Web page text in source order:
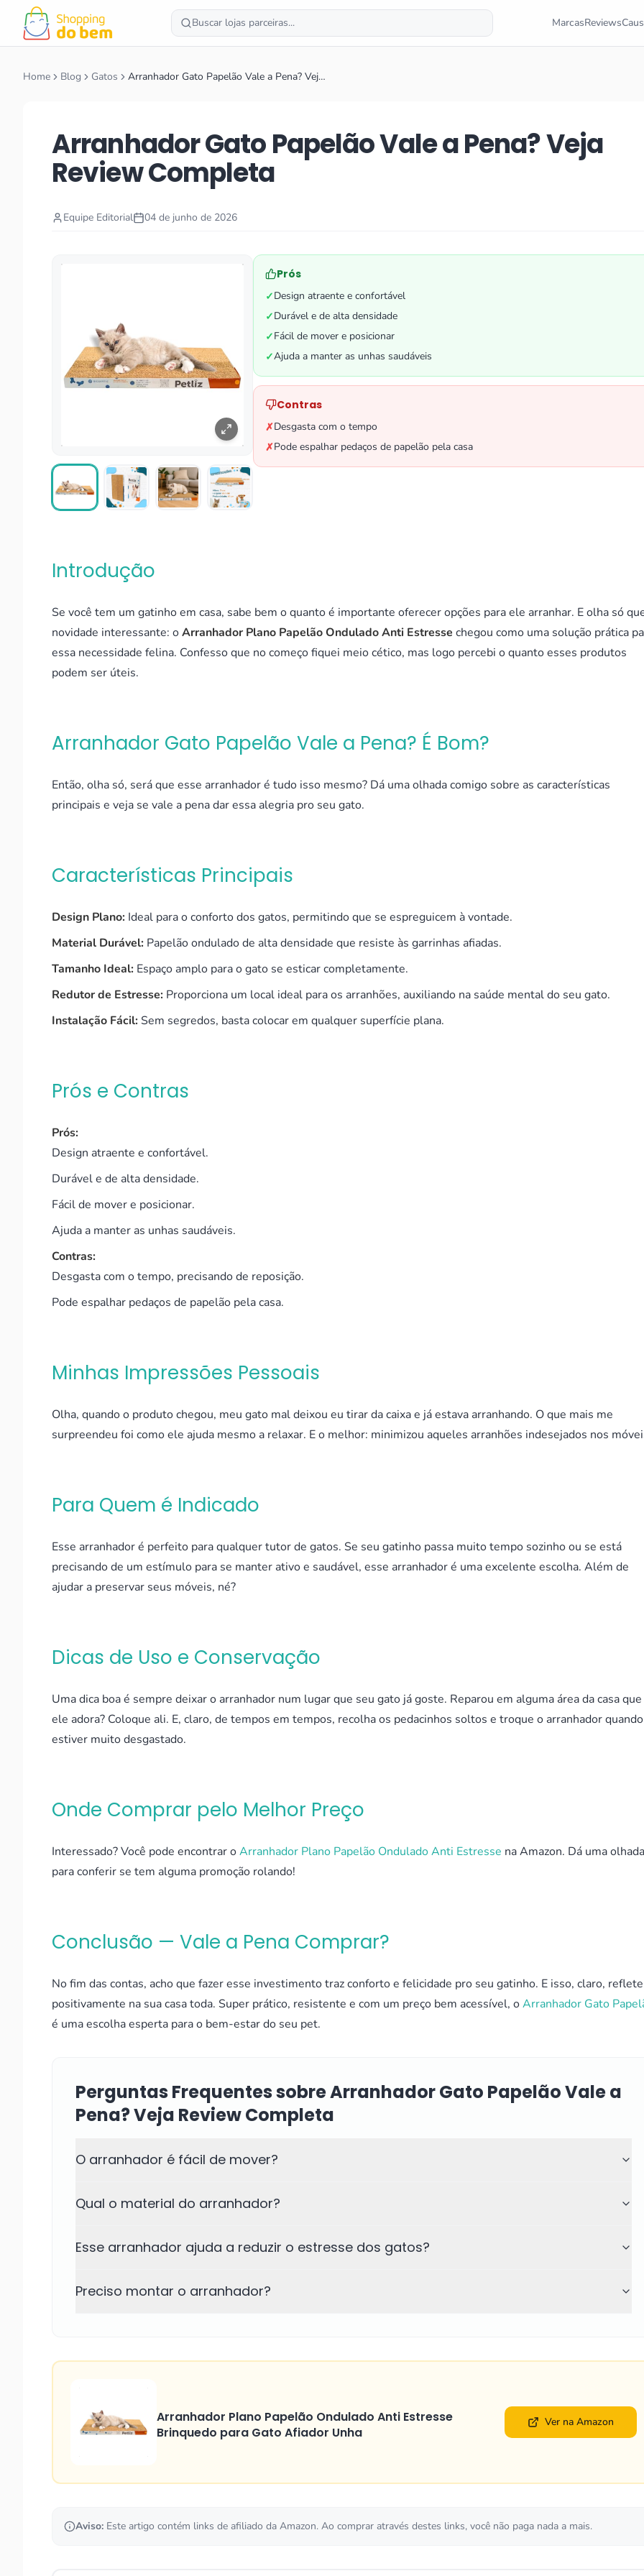
Buscar lojas parceiras... MarcasReviews
Home Blog Gatos Arranhador Gato Papelão Vale a Pena? Vej…
Arranhador Gato Papelão Vale a Pena? Veja
Review Completa
Equipe Editorial 04 de junho de 2026
Prós
✓Design atraente e confortável
✓Durável e de alta densidade
✓Fácil de mover e posicionar
✓Ajuda a manter as unhas saudáveis
Contras
✗Desgasta com o tempo
✗Pode espalhar pedaços de papelão pela casa
Introdução
Se você tem um gatinho em casa, sabe bem o quanto é importante oferecer opções para ele arranhar. E olha só
novidade interessante: oArranhador Plano Papelão Ondulado Anti Estresse chegou como uma solução prática
essa necessidade felina. Confesso que no começo fiquei meio cético, mas logo percebi o quanto esses produtos
podem ser úteis.
Arranhador Gato Papelão Vale a Pena? É Bom?
Então, olha só, será que esse arranhador é tudo isso mesmo? Dá uma olhada comigo sobre as características
principais e veja se vale a pena dar essa alegria pro seu gato.
Características Principais
Design Plano: Ideal para o conforto dos gatos, permitindo que se espreguicem à vontade.
Material Durável: Papelão ondulado de alta densidade que resiste às garrinhas afiadas.
Tamanho Ideal: Espaço amplo para o gato se esticar completamente.
Redutor de Estresse: Proporciona um local ideal para os arranhões, auxiliando na saúde mental do seu gato.
Instalação Fácil:Sem segredos, basta colocar em qualquer superfície plana.
Prós e Contras
Prós:
Design atraente e confortável.
Durável e de alta densidade.
Fácil de mover e posicionar.
Ajuda a manter as unhas saudáveis.
Contras:
Desgasta com o tempo, precisando de reposição.
Pode espalhar pedaços de papelão pela casa.
Minhas Impressões Pessoais
Olha, quando o produto chegou, meu gato mal deixou eu tirar da caixa e já estava arranhando. O que mais me
surpreendeu foi como ele ajuda mesmo a relaxar. E o melhor: minimizou aqueles arranhões indesejados nos
Para Quem é Indicado
Esse arranhador é perfeito para qualquer tutor de gatos. Se seu gatinho passa muito tempo sozinho ou se está
precisando de um estímulo para se manter ativo e saudável, esse arranhador é uma excelente escolha. Além de
ajudar a preservar seus móveis, né?
Dicas de Uso e Conservação
Uma dica boa é sempre deixar o arranhador num lugar que seu gato já goste. Reparou em alguma área da casa que
ele adora? Coloque ali. E, claro, de tempos em tempos, recolha os pedacinhos soltos e troque o arranhador quando
estiver muito desgastado.
Onde Comprar pelo Melhor Preço
Interessado? Você pode encontrar oArranhador Plano Papelão Ondulado Anti Estresse na Amazon. Dá uma olhada
para conferir se tem alguma promoção rolando!
Conclusão — Vale a Pena Comprar?
No fim das contas, acho que fazer esse investimento traz conforto e felicidade pro seu gatinho. E isso, claro, reflete
positivamente na sua casa toda. Super prático, resistente e com um preço bem acessível, oArranhador Gato
é uma escolha esperta para o bem-estar do seu pet.
Perguntas Frequentes sobre Arranhador Gato Papelão Vale a
Pena? Veja Review Completa
O arranhador é fácil de mover?
Qual o material do arranhador?
Esse arranhador ajuda a reduzir o estresse dos gatos?
Preciso montar o arranhador?
Arranhador Plano Papelão Ondulado Anti Estresse
Brinquedo para Gato Afiador Unha
Ver na Amazon
Aviso: Este artigo contém links de afiliado da Amazon. Ao comprar através destes links, você não paga nada a mais.